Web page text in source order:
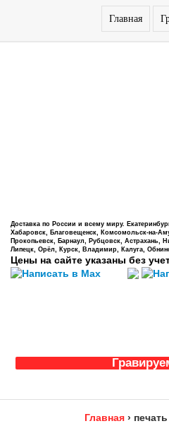
Главная
Доставка по России и всему миру.
Хабаровск, Благовещенск, Комсомольск-на-
Прокопьевск, Барнаул, Рубцовск, Астрахань,
Липецк, Орёл, Курск, Владимир, Калуга,
Цены на сайте указаны без
Главная ›